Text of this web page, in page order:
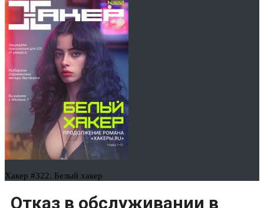
Хакер #322. Белый хакер
Отказ в обслуживании в